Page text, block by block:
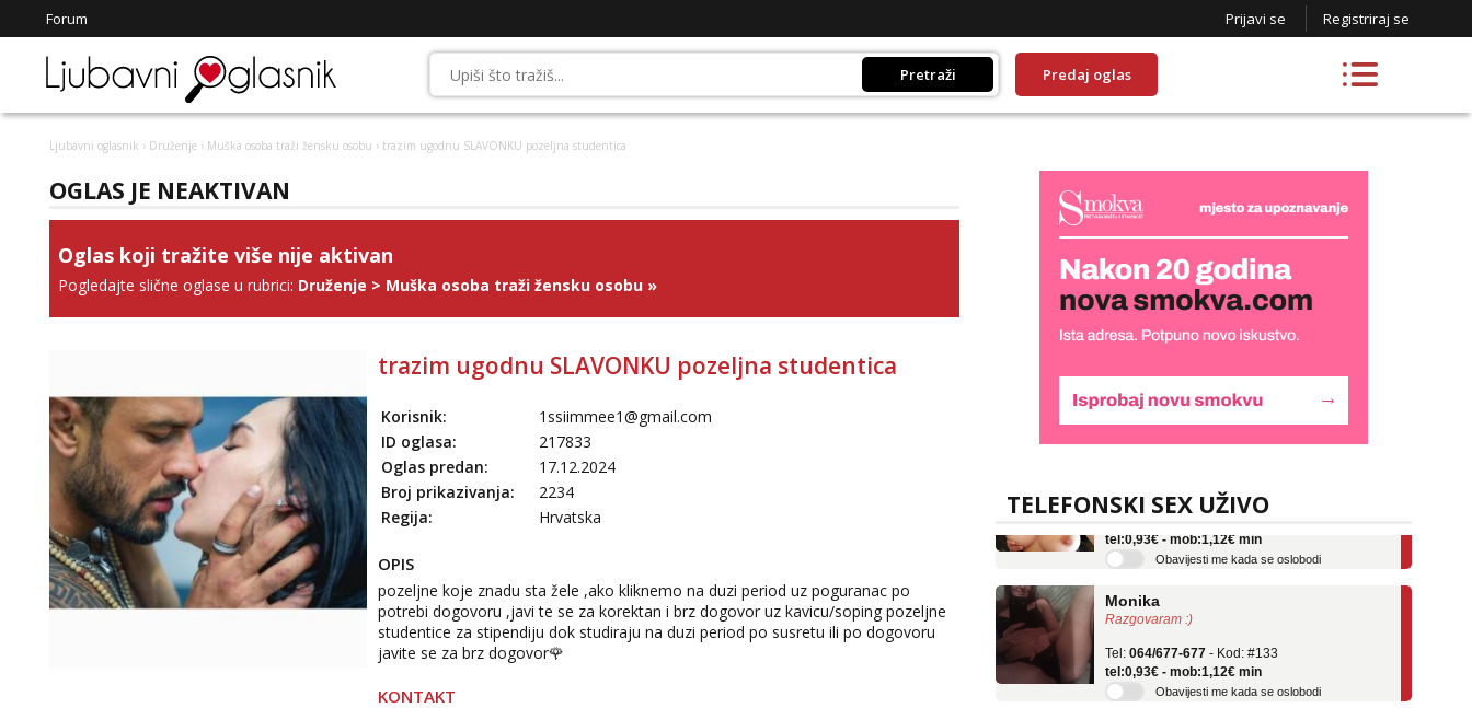
Forum Prijavi se Registriraj se
Pretraži Predaj oglas
Ljubavni oglasnik › Druženje › Muška osoba traži žensku osobu › trazim ugodnu SLAVONKU pozeljna studentica
OGLAS JE NEAKTIVAN
Oglas koji tražite više nije aktivan
Pogledajte slične oglase u rubrici: Druženje > Muška osoba traži žensku osobu »
trazim ugodnu SLAVONKU pozeljna studentica
Korisnik:
1ssiimmee1@gmail.com
ID oglasa:
217833
Oglas predan:
17.12.2024
Broj prikazivanja:
2234
Regija:
Hrvatska
OPIS
pozeljne koje znadu sta žele ,ako kliknemo na duzi period uz poguranac po
potrebi dogovoru ,javi te se za korektan i brz dogovor uz kavicu/soping pozeljne
studentice za stipendiju dok studiraju na duzi period po susretu ili po dogovoru
javite se za brz dogovor🌹
KONTAKT
TELEFONSKI SEX UŽIVO
Liliana
Tel:064/677-677 - Kod: #69
tel:0,93€ - mob:1,12€ min
Obavijesti me kada se oslobodi
Razgovaram :)
tel:0,93€ - mob:1,12€ min
Obavijesti me kada se oslobodi